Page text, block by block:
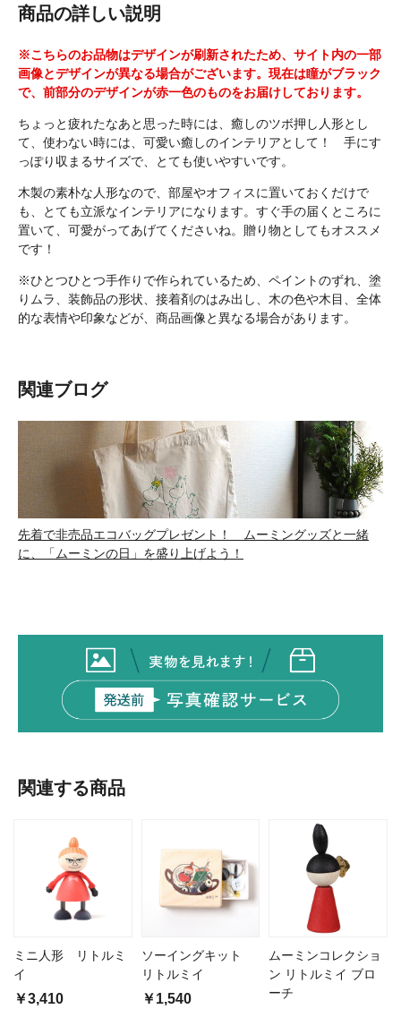
商品の詳しい説明
※こちらのお品物はデザインが刷新されたため、サイト内の一部
画像とデザインが異なる場合がございます。現在は瞳がブラック
で、前部分のデザインが赤一色のものをお届けしております。
ちょっと疲れたなあと思った時には、癒しのツボ押し人形とし
て、使わない時には、可愛い癒しのインテリアとして！ 手にす
っぽり収まるサイズで、とても使いやすいです。
木製の素朴な人形なので、部屋やオフィスに置いておくだけで
も、とても立派なインテリアになります。すぐ手の届くところに
置いて、可愛がってあげてくださいね。贈り物としてもオススメ
です！
※ひとつひとつ手作りで作られているため、ペイントのずれ、塗
りムラ、装飾品の形状、接着剤のはみ出し、木の色や木目、全体
的な表情や印象などが、商品画像と異なる場合があります。
関連ブログ
先着で非売品エコバッグプレゼント！ ムーミングッズと一緒
に、「ムーミンの日」を盛り上げよう！
関連する商品
ミニ人形 リトルミ
イ
￥3,410
ソーイングキット
リトルミイ
￥1,540
ムーミンコレクショ
ン リトルミイ ブロ
ーチ